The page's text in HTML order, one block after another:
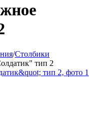
/Столбики
тип 2